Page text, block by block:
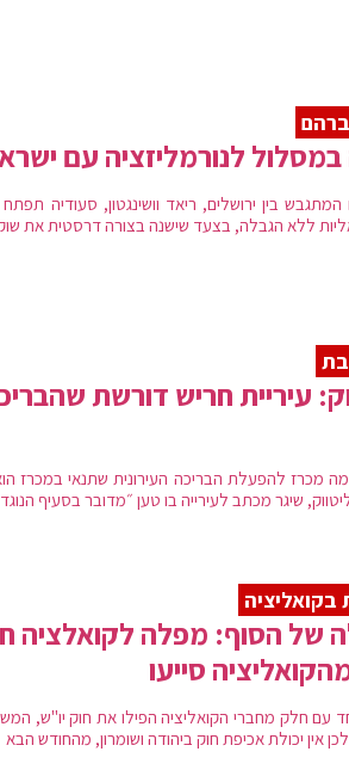
במסלול לנורמליזציה עם
בין ירושלים, ריאד וושינגטון, סעודיה
ללא הגבלה, בצעד שישנה בצורה דרסטית את
עיריית חריש דורשת
מכרז להפעלת הבריכה העירונית שתנאי במכרז
שיגר מכתב לעירייה בו טען ״מדובר בסעיף
של הסוף: מפלה לקואלציה
סייעו
עם חלק מחברי הקואליציה הפילו את חוק יו"ש,
אין יכולת אכיפת חוק ביהודה ושומרון, מהחודש הבא